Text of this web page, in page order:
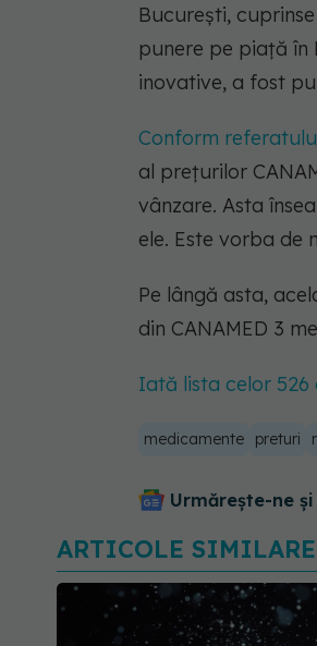
București,
punere pe piață în
inovative, a fost
Conform
al preţurilor
vânzare. Asta
ele. Este vorba de
Pe lângă asta,
din CANAMED 3
Iată lista celor 526
medicamente preturi
Urmărește-ne
ARTICOLE SIMILARE